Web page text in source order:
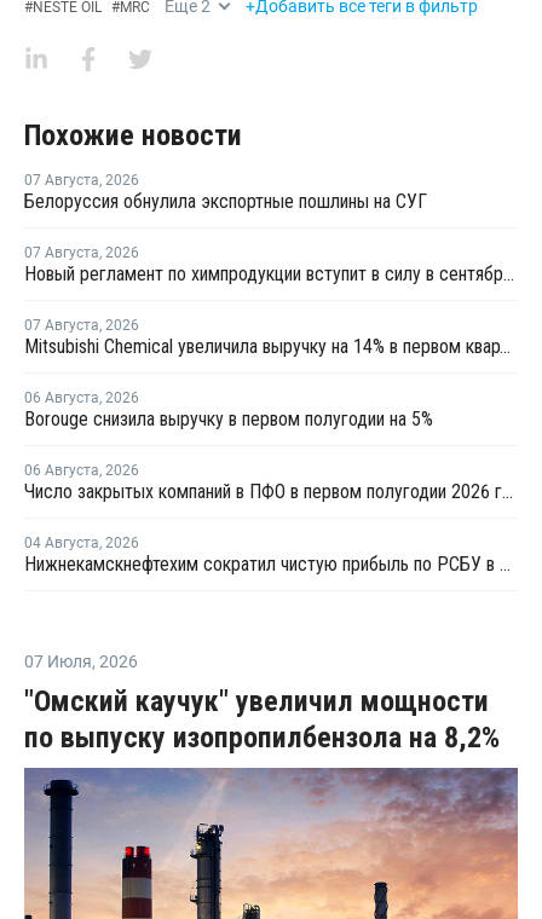
#NESTE OIL #MRC Еще2 +Добавить все теги в фильтр
Похожие новости
07 Августа, 2026
Белоруссия обнулила экспортные пошлины на СУГ
07 Августа, 2026
Новый регламент по химпродукции вступит в силу в сентябре 2027 года
07 Августа, 2026
Mitsubishi Chemical увеличила выручку на 14% в первом квартале японского финансового года
06 Августа, 2026
Borouge снизила выручку в первом полугодии на 5%
06 Августа, 2026
Число закрытых компаний в ПФО в первом полугодии 2026 года вдвое превысило число новых
04 Августа, 2026
Нижнекамскнефтехим сократил чистую прибыль по РСБУ в 15 раз в первом полугодии
07 Июля, 2026
"Омский каучук" увеличил мощности
по выпуску изопропилбензола на 8,2%